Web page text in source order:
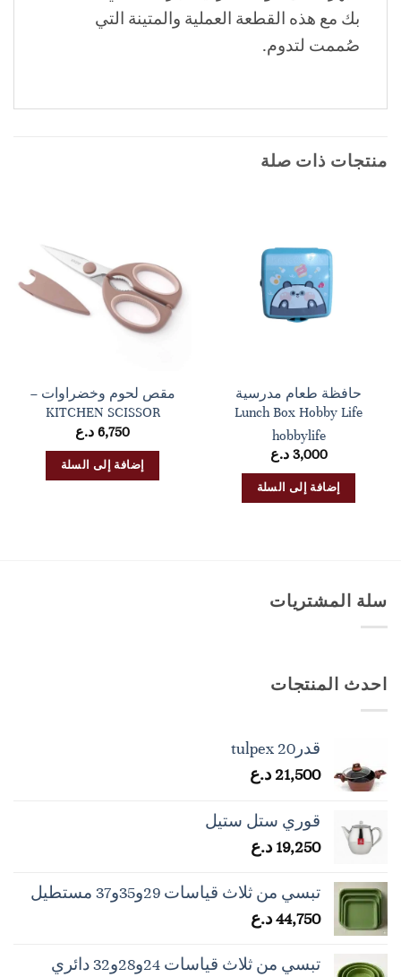
بك مع هذه القطعة العملية والمتينة التي
صُممت لتدوم.
منتجات ذات صلة
حافظة طعام مدرسية
Lunch Box Hobby Life
hobbylife
3,000 د.ع
إضافة إلى السلة
مقص لحوم وخضراوات –
KITCHEN SCISSOR
6,750 د.ع
إضافة إلى السلة
سلة المشتريات
احدث المنتجات
قدرtulpex 20
21,500 د.ع
قوري ستل ستيل
19,250 د.ع
تبسي من ثلاث قياسات 29و35و37 مستطيل
44,750د.ع
تبسي من ثلاث قياسات 24و28و32 دائري